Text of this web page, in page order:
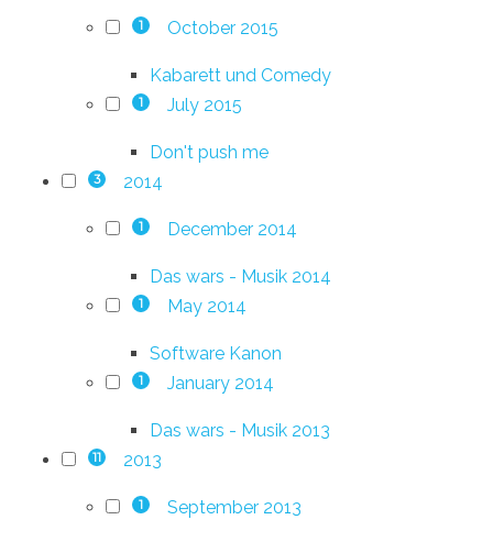
1 October 2015
Kabarett und Comedy
1 July 2015
Don't push me
3 2014
1 December 2014
Das wars - Musik 2014
1 May 2014
Software Kanon
1 January 2014
Das wars - Musik 2013
11 2013
1 September 2013